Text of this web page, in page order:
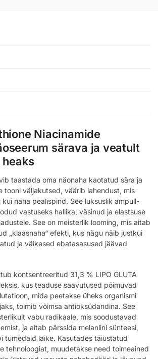
Niacinamide
särava ja veatult
heaks
taastada oma näonaha kaotatud sära ja
tooni väljakutsed, väärib lahendust, mis
naha pealispind. See luksuslik ampull-
vastuseks hallika, väsinud ja elastsuse
See on meisterlik looming, mis aitab
„klaasnaha“ efekti, kus nägu näib justkui
ja väikesed ebatasasused jäävad
kontsentreeritud 31,3 % LIPO GLUTA
kus teaduse saavutused põimuvad
mida peetakse üheks organismi
toimib võimsa antioksüdandina. See
vabu radikaale, mis soodustavad
ja aitab pärssida melaniini sünteesi,
tumedaid laike. Kasutades täiustatud
tehnoloogiat, muudetakse need toimeained